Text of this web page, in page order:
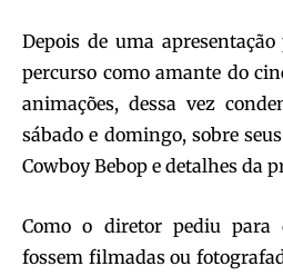
Depois de uma
percurso como amante do
animações, dessa vez
sábado e domingo, sobre
Cowboy Bebop e detalhes da
Como o diretor pediu para
fossem filmadas ou